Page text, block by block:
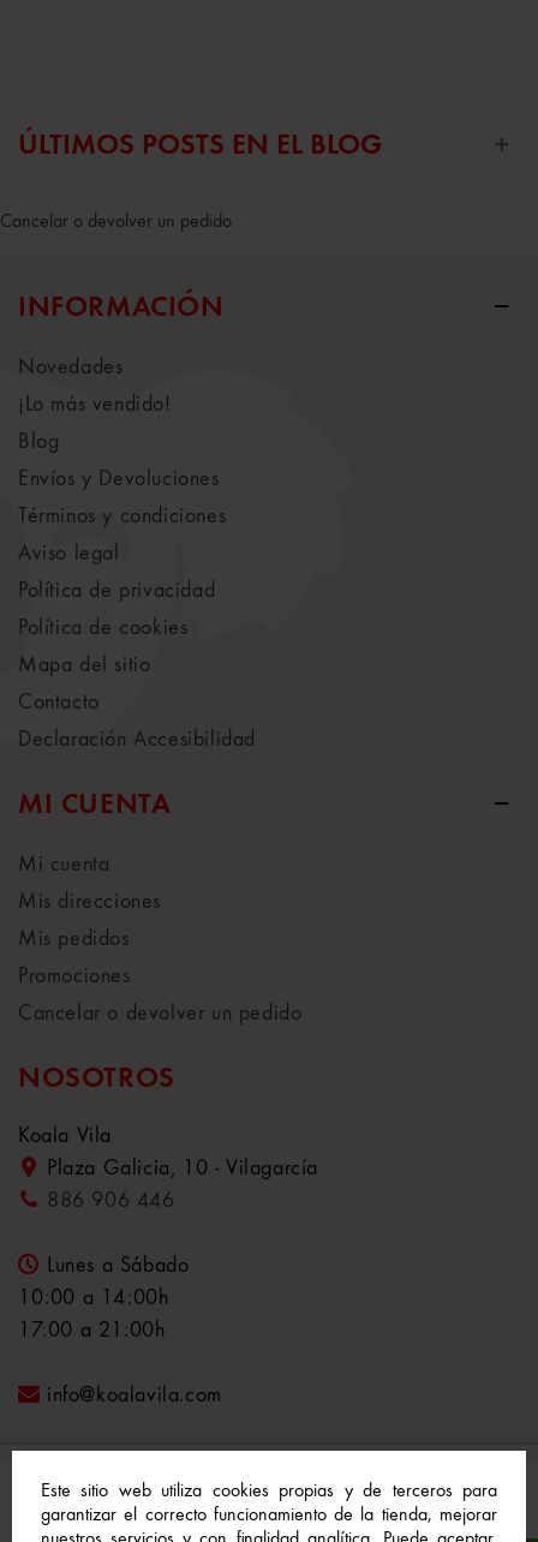
Este sitio web utiliza cookies propias y de terceros para
garantizar el correcto funcionamiento de la tienda, mejorar
ÚLTIMOS POSTS EN EL BLOG
Cancelar o devolver un pedido
INFORMACIÓN
Novedades
¡Lo más vendido!
Blog
Envíos y Devoluciones
Términos y condiciones
Aviso legal
Política de privacidad
Política de cookies
Mapa del sitio
Contacto
Declaración Accesibilidad
MI CUENTA
Mi cuenta
Mis direcciones
Mis pedidos
Promociones
Cancelar o devolver un pedido
NOSOTROS
Koala Vila
Plaza Galicia, 10 - Vilagarcía
886 906 446
Lunes a Sábado
10:00 a 14:00h
17:00 a 21:00h
info@koalavila.com